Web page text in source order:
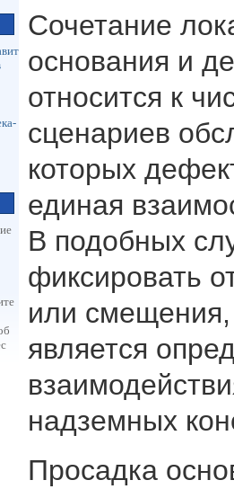
Сочетание
основания и
относится к
сценариев
которых
единая
В подобных
фиксировать
или
является
надземных
Просадка